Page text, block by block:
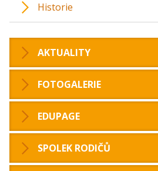
Historie
AKTUALITY
FOTOGALERIE
EDUPAGE
SPOLEK RODIČŮ